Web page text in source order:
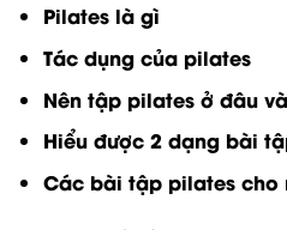
Pilates là gì
Tác dụng của pilates
Nên tập pilates ở đâu
Hiểu được 2 dạng bài
Các bài tập pilates